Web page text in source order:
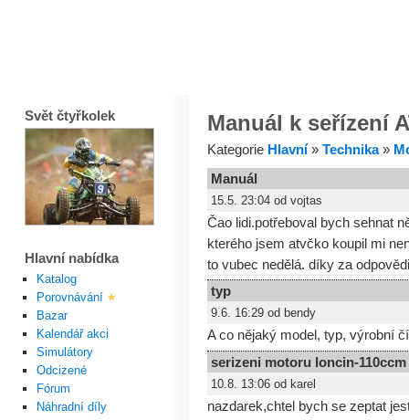
Manuál k seřízení
Kategorie Hlavní» Technika»
Manuál
15.5. 23:04 od vojtas
Čao lidi.potřeboval bych sehnat
kterého jsem atvčko koupil mi
to vubec nedělá. díky za
typ
9.6. 16:29 od bendy
A co nějaký model, typ, výrobní
serizeni motoru loncin-110ccm
10.8. 13:06 od karel
nazdarek,chtel bych se zeptat
Svět čtyřkolek
Hlavní nabídka
Katalog
Porovnávání
Bazar
Kalendář akci
Simulátory
Odcizené
Fórum
Náhradní díly